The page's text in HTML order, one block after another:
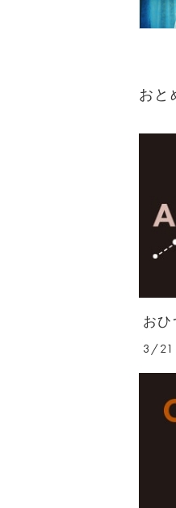
おと
おひ
3/